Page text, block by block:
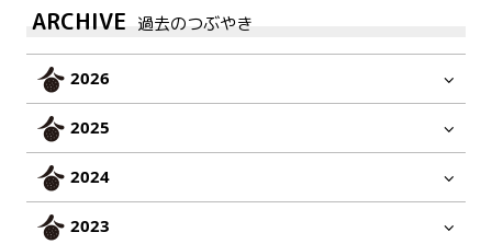
ARCHIVE 過去のつぶやき
2026
2025
2024
2023